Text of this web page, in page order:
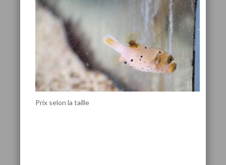
Canthigaster valentini
Prix selon la taille